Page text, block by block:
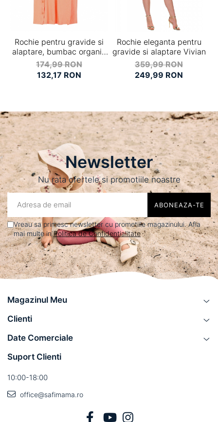
Rochie pentru gravide si
alaptare, bumbac organic
- Mamalicious Jana Coral
174,99 RON
132,17 RON
Rochie eleganta pentru
gravide si alaptare Vivian
359,99 RON
249,99 RON
Newsletter
Nu rata ofertele si promotiile noastre
Vreau sa primesc newsletter cu promotiile magazinului. Afla
mai multe inPolitica de Confidentialitate
Magazinul Meu
Clienti
Date Comerciale
Suport Clienti
10:00-18:00
office@safimama.ro